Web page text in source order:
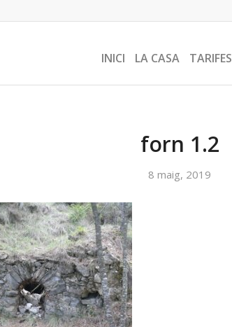
INICI LA CASA TARIFES
forn 1.2
8 maig, 2019